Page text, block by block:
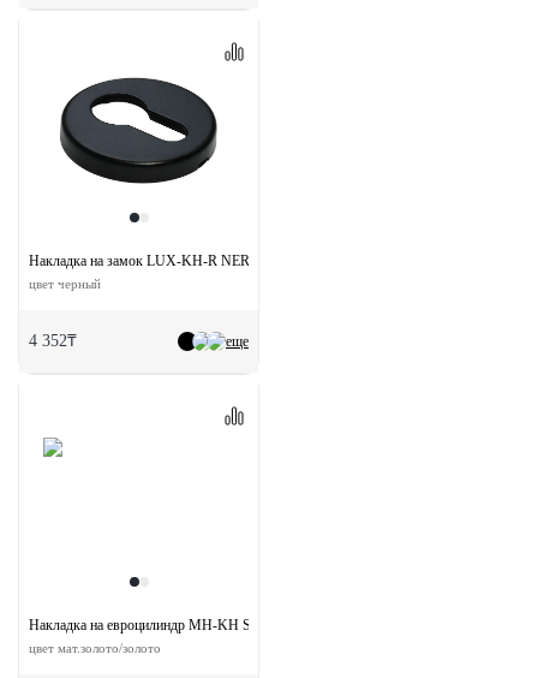
еще
Накладка на замок LUX-KH-R NERO круглая под евроцилиндр
цвет черный
4 352₸
Накладка на евроцилиндр MH-KH SG/GP круглая
цвет мат.золото/золото